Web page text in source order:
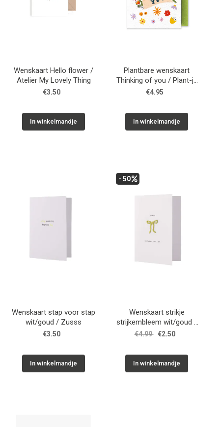
Wenskaart Hello flower /
Atelier My Lovely Thing
€3.50
In winkelmandje
Plantbare wenskaart
Thinking of you / Plant-je
kaart
€4.95
In winkelmandje
Wenskaart stap voor stap
wit/goud / Zusss
€3.50
In winkelmandje
- 50
Wenskaart strikje
strijkembleem wit/goud /
Zusss
€4.99 €2.50
In winkelmandje